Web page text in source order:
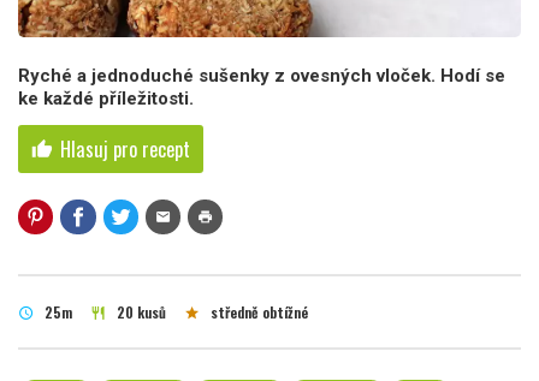
Ryché a jednoduché sušenky z ovesných vloček. Hodí se
ke každé příležitosti.
thumb_up Hlasuj pro recept
mail print
schedule 25m restaurant 20 kusů star středně obtížné